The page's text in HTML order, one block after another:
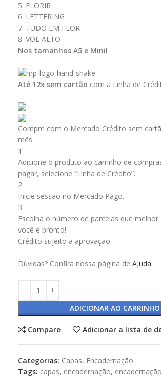
5. FLORIR
6. LETTERING
7. TUDO EM FLOR
8. VOE ALTO
Nos tamanhos A5 e Mini!
Até 12x sem cartão com a Linha de
Compre com o Mercado Crédito sem
mês
1
Adicione o produto ao carrinho de
pagar, selecione “Linha de Crédito”.
2
Inicie sessão no Mercado Pago.
3
Escolha o número de parcelas que melhor
você e pronto!
Crédito sujeito a aprovação.
Dúvidas? Confira nossa página de Ajuda.
ADICIONAR AO CARRINHO
Compare Adicionar a lista de
Categorias: Capas, Encadernação
Tags: capas, encadernação,